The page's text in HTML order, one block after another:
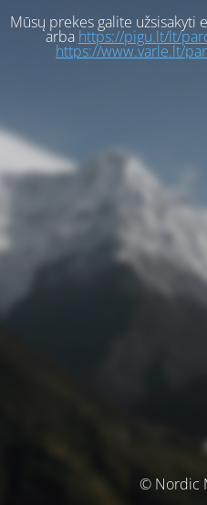
Mūsų prekes galite užsisakyti
arba https://pigu.lt/lt/
https://www.varle.lt/
© Nordic